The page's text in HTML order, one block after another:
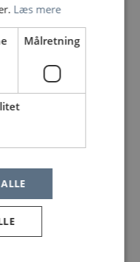
Læs mere
Målretning